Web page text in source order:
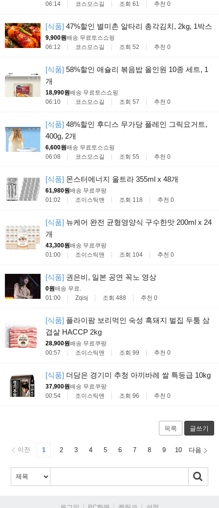
06:14
코스모스길 조회 61 추천 0
[식품] 47%할인 별미촌 알타리 총각김치, 2kg, 1박스
9,900원배송 무료토스쇼핑
06:12
코스모스길 조회 52 추천 0
[식품] 58%할인 애슐리 볶음밥 올인원 10종 세트, 1
개
18,990원배송 무료토스쇼핑
06:10
코스모스길 조회 57 추천 0
[식품] 48%할인 후디스 무가당 플레인 그릭요거트,
400g, 2개
6,600원배송 무료토스쇼핑
06:08
코스모스길 조회 55 추천 0
[식품] 몬스터에너지 울트라 355ml x 48개
61,980원배송 무료쿠팡
01:02
조이스틱맨 조회 118 추천 0
[식품] 뉴케어 완전 균형영양식 구수한맛 200ml x 24
개
43,300원배송 무료쿠팡
01:00
조이스틱맨 조회 104 추천 0
[식품] 권은비, 일본 공연 꼭노 영상
0원배송 무료.
01:00
Zqisj 조회 488 추천 0
[식품] 플라이팜 보리먹인 숙성 흑돼지 벌집 두툼 삼
겹살 HACCP 2kg
28,900원배송 무료쿠팡
00:57
조이스틱맨 조회 99 추천 0
[식품] 더담은 경기미 추청 아끼바레 쌀 특등급 10kg
37,900원배송 무료쿠팡
00:54
조이스틱맨 조회 96 추천 0
목록 글쓰기
이전 1 2 3 4 5 6 7 8 9 10 다음